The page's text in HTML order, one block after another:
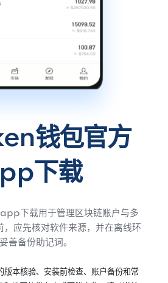
钱包官方
下载
下载用于管理区块链账户与多
，应先核对软件来源，并在离线环
善备份助记词。
本核验、安装前检查、账户备份和常